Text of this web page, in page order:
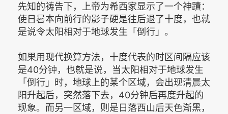
先知的祷告下，上帝为希西家显示了一个神蹟：
使日晷本向前行的影子硬是往后退了十度，也就
是说令太阳相对于地球发生「倒行」。
如果用现代换算方法，十度代表的时区间隔应该
是40分钟，也就是说，当太阳相对于地球发生
「倒行」时，地球上的某个区域，会出现清晨太
阳升起后，突然落下去，40分钟后再度升起的
现象。而另一区域，则是日落西山后天色渐黑，